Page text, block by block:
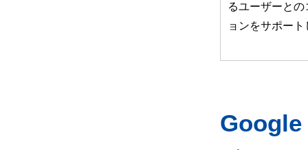
るユーザーと
ョンをサポー
Google